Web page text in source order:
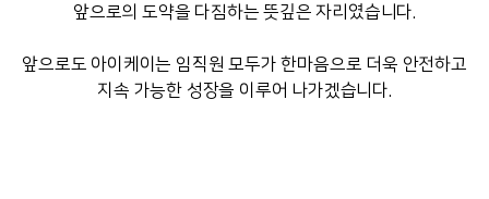
앞으로의 도약을 다짐하는 뜻깊은 자리였습니다.
앞으로도 아이케이는 임직원 모두가 한마음으로 더욱 안전하고
지속 가능한 성장을 이루어 나가겠습니다.